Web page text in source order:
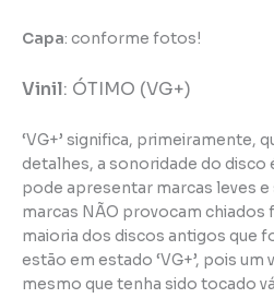
Capa: conforme fotos!
Vinil: ÓTIMO (VG+)
‘VG+’ significa, primeiramente,
detalhes, a sonoridade do disco
pode apresentar marcas leves e
marcas NÃO provocam
maioria dos discos antigos que
estão em estado ‘VG+’, pois
mesmo que tenha sido tocado